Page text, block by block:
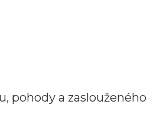
pohody a